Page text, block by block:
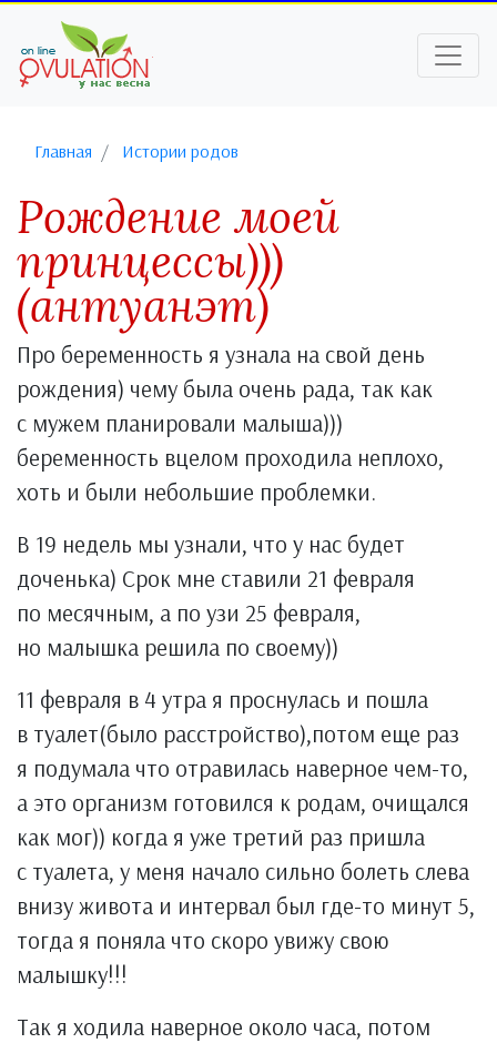
Главная Истории родов
Рождение моей
принцессы)))
(антуанэт)
Про беременность я узнала на свой день
рождения) чему была очень рада, так как
с мужем планировали малыша)))
беременность вцелом проходила неплохо,
хоть и были небольшие проблемки.
В 19 недель мы узнали, что у нас будет
доченька) Срок мне ставили 21 февраля
по месячным, а по узи 25 февраля,
но малышка решила по своему))
11 февраля в 4 утра я проснулась и пошла
в туалет(было расстройство),потом еще раз
я подумала что отравилась наверное чем-то,
а это организм готовился к родам, очищался
как мог)) когда я уже третий раз пришла
с туалета, у меня начало сильно болеть слева
внизу живота и интервал был где-то минут 5,
тогда я поняла что скоро увижу свою
малышку!!!
Так я ходила наверное около часа, потом